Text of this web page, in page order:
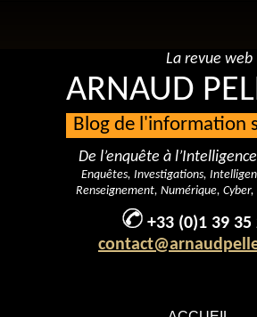
La revue web
ARNAUD
Blog de l'information
De l’enquête à
Enquêtes, Investigations,
Renseignement, Numérique, Cyber,
+33 (0)1 39 35